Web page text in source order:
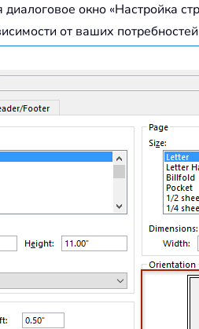
диалоговое окно «Настройка
от ваших